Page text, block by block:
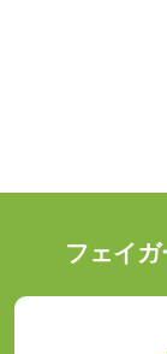
フェイ